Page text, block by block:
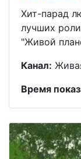
Хит-парад
лучших
"Живой
Канал:
Время